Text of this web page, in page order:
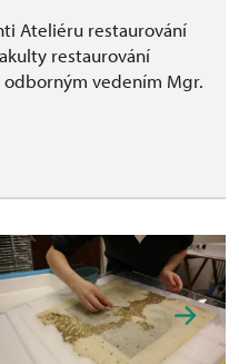
Ateliéru restaurování
restaurování
vedením Mgr.